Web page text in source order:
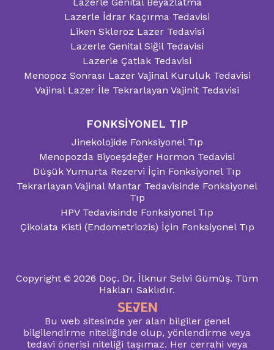
Lazerle İdrar Kaçırma Tedavisi
Liken Skleroz Lazer Tedavisi
Lazerle Genital Siğil Tedavisi
Lazerle Çatlak Tedavisi
Menopoz Sonrası Lazer Vajinal Kuruluk Tedavisi
Vajinal Lazer İle Tekrarlayan Vajinit Tedavisi
FONKSİYONEL TIP
Jinekolojide Fonksiyonel Tıp
Menopozda Biyoeşdeğer Hormon Tedavisi
Düşük Yumurta Rezervi İçin Fonksiyonel Tıp
Tekrarlayan Vajinal Mantar Tedavisinde Fonksiyonel
Tıp
HPV Tedavisinde Fonksiyonel Tıp
Çikolata Kisti (Endometriozis) İçin Fonksiyonel Tıp
Copyright 2026 Doç. Dr. İlknur Selvi Gümüş. Tüm
Hakları Saklıdır.
Bu web sitesinde yer alan bilgiler genel
bilgilendirme niteliğinde olup, yönlendirme veya
tedavi önerisi niteliği taşımaz. Her cerrahi veya